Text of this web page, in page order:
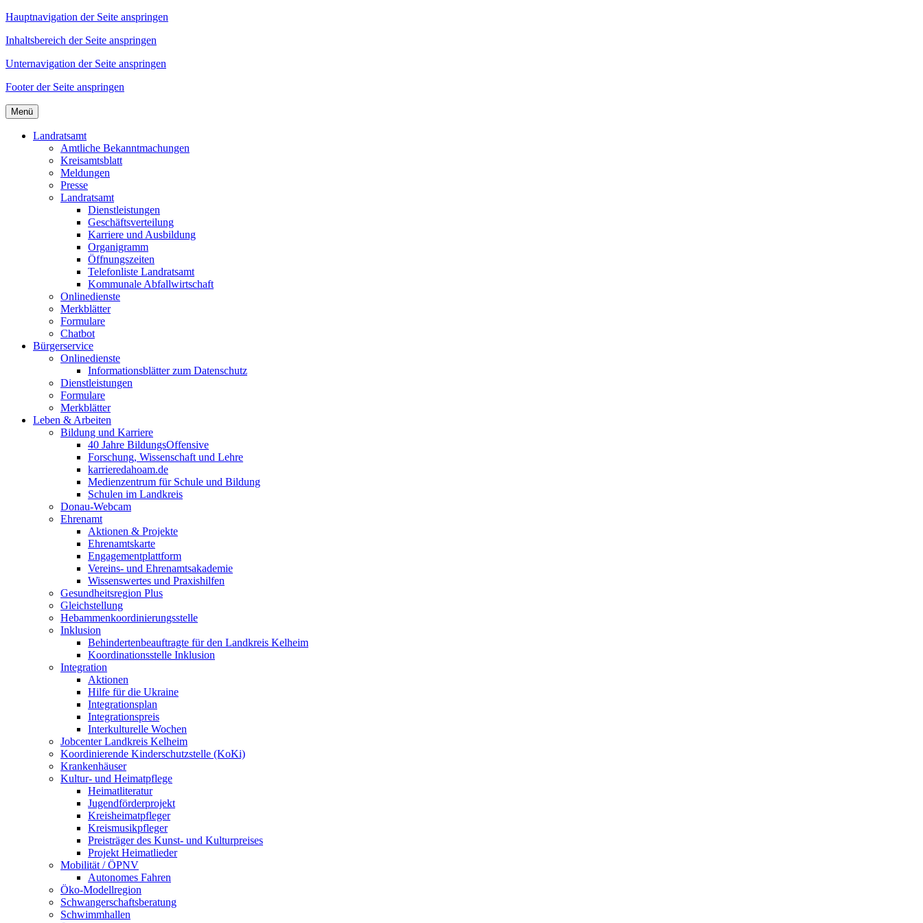
Hauptnavigation der Seite anspringen
Inhaltsbereich der Seite anspringen
Unternavigation der Seite anspringen
Footer der Seite anspringen
Menü
Landratsamt
Amtliche Bekanntmachungen
Kreisamtsblatt
Meldungen
Presse
Landratsamt
Dienstleistungen
Geschäftsverteilung
Karriere und Ausbildung
Organigramm
Öffnungszeiten
Telefonliste Landratsamt
Kommunale Abfallwirtschaft
Onlinedienste
Merkblätter
Formulare
Chatbot
Bürgerservice
Onlinedienste
Informationsblätter zum Datenschutz
Dienstleistungen
Formulare
Merkblätter
Leben & Arbeiten
Bildung und Karriere
40 Jahre BildungsOffensive
Forschung, Wissenschaft und Lehre
karrieredahoam.de
Medienzentrum für Schule und Bildung
Schulen im Landkreis
Donau-Webcam
Ehrenamt
Aktionen & Projekte
Ehrenamtskarte
Engagementplattform
Vereins- und Ehrenamtsakademie
Wissenswertes und Praxishilfen
Gesundheitsregion Plus
Gleichstellung
Hebammenkoordinierungsstelle
Inklusion
Behindertenbeauftragte für den Landkreis Kelheim
Koordinationsstelle Inklusion
Integration
Aktionen
Hilfe für die Ukraine
Integrationsplan
Integrationspreis
Interkulturelle Wochen
Jobcenter Landkreis Kelheim
Koordinierende Kinderschutzstelle (KoKi)
Krankenhäuser
Kultur- und Heimatpflege
Heimatliteratur
Jugendförderprojekt
Kreisheimatpfleger
Kreismusikpfleger
Preisträger des Kunst- und Kulturpreises
Projekt Heimatlieder
Mobilität / ÖPNV
Autonomes Fahren
Öko-Modellregion
Schwangerschaftsberatung
Schwimmhallen